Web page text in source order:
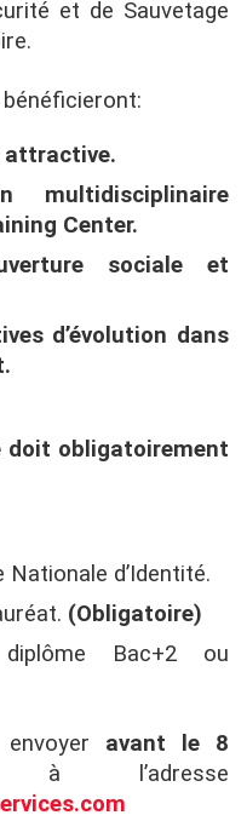
et de Sauvetage
attractive.
multidisciplinaire
Center.
sociale et
d’évolution dans
doit obligatoirement
d’Identité.
(Obligatoire)
Bac+2 ou
avant le 8
l’adresse